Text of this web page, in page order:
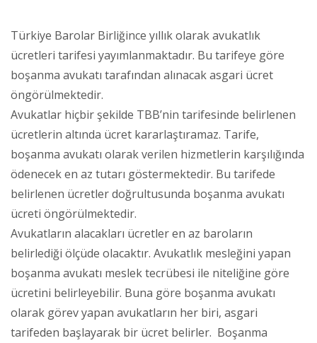
Türkiye Barolar Birliğince yıllık olarak avukatlık
ücretleri tarifesi yayımlanmaktadır. Bu tarifeye göre
boşanma avukatı tarafından alınacak asgari ücret
öngörülmektedir.
Avukatlar hiçbir şekilde TBB’nin tarifesinde belirlenen
ücretlerin altında ücret kararlaştıramaz. Tarife,
boşanma avukatı olarak verilen hizmetlerin karşılığında
ödenecek en az tutarı göstermektedir. Bu tarifede
belirlenen ücretler doğrultusunda boşanma avukatı
ücreti öngörülmektedir.
Avukatların alacakları ücretler en az baroların
belirlediği ölçüde olacaktır. Avukatlık mesleğini yapan
boşanma avukatı meslek tecrübesi ile niteliğine göre
ücretini belirleyebilir. Buna göre boşanma avukatı
olarak görev yapan avukatların her biri, asgari
tarifeden başlayarak bir ücret belirler. Boşanma